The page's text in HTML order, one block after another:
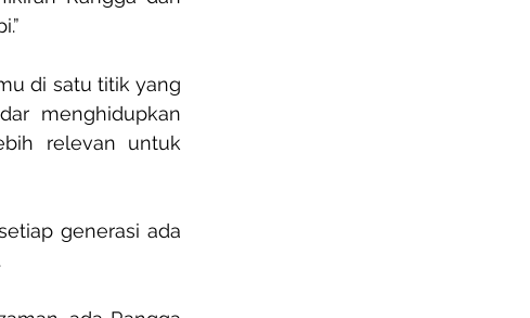
di satu titik yang
menghidupkan
relevan untuk
generasi ada